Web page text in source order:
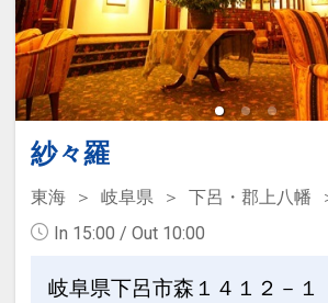
紗々羅
東海 岐阜県 下呂・郡上八幡
In 15:00 / Out 10:00
岐阜県下呂市森１４１２－１